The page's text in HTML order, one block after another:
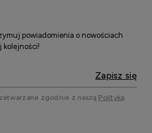
powiadomienia o nowościach
kolejności!
Zapisz się
zgodnie z naszą Polityką